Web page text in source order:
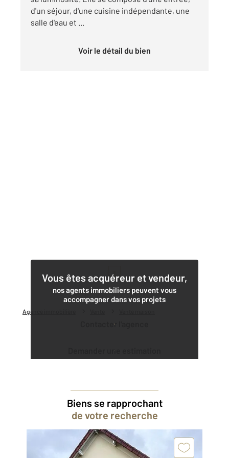
Agence immobilière
d'un séjour, d'une cuisine indépendante, une
salle d'eau et ...
Voir le détail du bien
Vous êtes acquéreur et vendeur,
nos agents immobiliers peuvent vous
accompagner dans vos projets
Contacter l'agence
Demander une estimation
1
Biens se rapprochant
de votre recherche